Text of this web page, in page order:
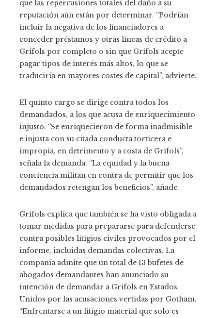
que las repercusiones totales del daño a su
reputación aún están por determinar. “Podrían
incluir la negativa de los financiadores a
conceder préstamos y otras líneas de crédito a
Grifols por completo o sin que Grifols acepte
pagar tipos de interés más altos, lo que se
traduciría en mayores costes de capital”, advierte.
El quinto cargo se dirige contra todos los
demandados, a los que acusa de enriquecimiento
injusto. “Se enriquecieron de forma inadmisible
e injusta con su citada conducta torticera e
impropia, en detrimento y a costa de Grifols”,
señala la demanda. “La equidad y la buena
conciencia militan en contra de permitir que los
demandados retengan los beneficios”, añade.
Grifols explica que también se ha visto obligada a
tomar medidas para prepararse para defenderse
contra posibles litigios civiles provocados por el
informe, incluidas demandas colectivas. La
compañía admite que un total de 13 bufetes de
abogados demandantes han anunciado su
intención de demandar a Grifols en Estados
Unidos por las acusaciones vertidas por Gotham.
“Enfrentarse a un litigio material que solo es